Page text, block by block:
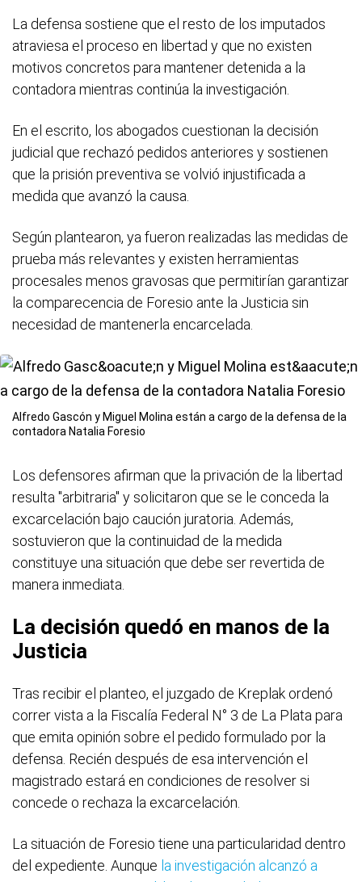
La defensa sostiene que el resto de los imputados
atraviesa el proceso en libertad y que no existen
motivos concretos para mantener detenida a la
contadora mientras continúa la investigación.
En el escrito, los abogados cuestionan la decisión
judicial que rechazó pedidos anteriores y sostienen
que la prisión preventiva se volvió injustificada a
medida que avanzó la causa.
Según plantearon, ya fueron realizadas las medidas de
prueba más relevantes y existen herramientas
procesales menos gravosas que permitirían garantizar
la comparecencia de Foresio ante la Justicia sin
necesidad de mantenerla encarcelada.
Alfredo Gascón y Miguel Molina están a cargo de la defensa de la
contadora Natalia Foresio
Los defensores afirman que la privación de la libertad
resulta "arbitraria" y solicitaron que se le conceda la
excarcelación bajo caución juratoria. Además,
sostuvieron que la continuidad de la medida
constituye una situación que debe ser revertida de
manera inmediata.
La decisión quedó en manos de la
Justicia
Tras recibir el planteo, el juzgado de Kreplak ordenó
correr vista a la Fiscalía Federal N° 3 de La Plata para
que emita opinión sobre el pedido formulado por la
defensa. Recién después de esa intervención el
magistrado estará en condiciones de resolver si
concede o rechaza la excarcelación.
La situación de Foresio tiene una particularidad dentro
del expediente. Aunque la investigación alcanzó a